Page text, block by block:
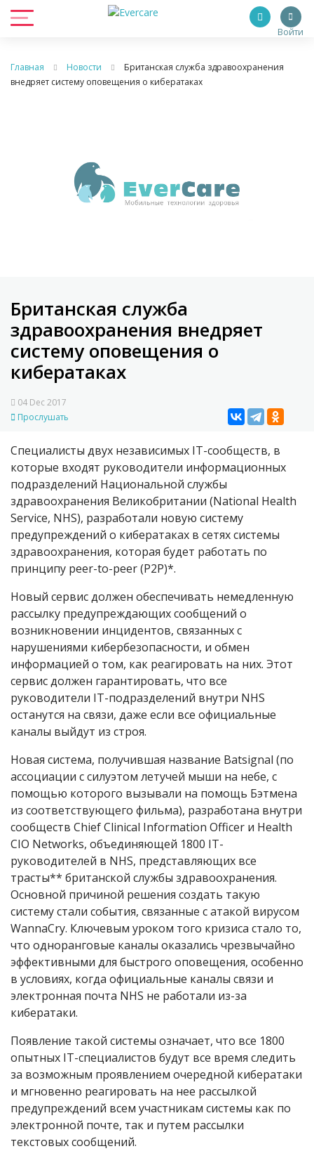
Войти
Главная Новости
Британская служба здравоохранения
внедряет систему оповещения о кибератаках
Британская служба
здравоохранения внедряет
систему оповещения о
кибератаках
04 Dec 2017
Прослушать
Специалисты двух независимых IT-сообществ, в
которые входят руководители информационных
подразделений Национальной службы
здравоохранения Великобритании (National Health
Service, NHS), разработали новую систему
предупреждений о кибератаках в сетях системы
здравоохранения, которая будет работать по
принципу peer-to-peer (P2P)*.
Новый сервис должен обеспечивать немедленную
рассылку предупреждающих сообщений о
возникновении инцидентов, связанных с
нарушениями кибербезопасности, и обмен
информацией о том, как реагировать на них. Этот
сервис должен гарантировать, что все
руководители IT-подразделений внутри NHS
останутся на связи, даже если все официальные
каналы выйдут из строя.
Новая система, получившая название Batsignal (по
ассоциации с силуэтом летучей мыши на небе, с
помощью которого вызывали на помощь Бэтмена
из соответствующего фильма), разработана внутри
сообществ Chief Clinical Information Officer и Health
CIO Networks, объединяющей 1800 IT-
руководителей в NHS, представляющих все
трасты** британской службы здравоохранения.
Основной причиной решения создать такую
систему стали события, связанные с атакой вирусом
WannaCry. Ключевым уроком того кризиса стало то,
что одноранговые каналы оказались чрезвычайно
эффективными для быстрого оповещения, особенно
в условиях, когда официальные каналы связи и
электронная почта NHS не работали из-за
кибератаки.
Появление такой системы означает, что все 1800
опытных IT-специалистов будут все время следить
за возможным проявлением очередной кибератаки
и мгновенно реагировать на нее рассылкой
предупреждений всем участникам системы как по
электронной почте, так и путем рассылки
текстовых сообщений.